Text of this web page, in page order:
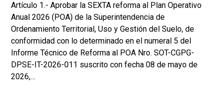
Artículo 1.- Aprobar la SEXTA reforma al Plan Operativo
Anual 2026 (POA) de la Superintendencia de
Ordenamiento Territorial, Uso y Gestión del Suelo, de
conformidad con lo determinado en el numeral 5 del
Informe Técnico de Reforma al POA Nro. SOT-CGPG-
DPSE-IT-2026-011 suscrito con fecha 08 de mayo de
2026,…